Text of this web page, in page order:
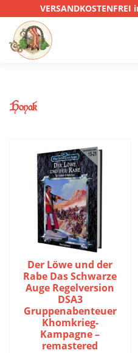
SONSTIGE
Honak
Der Löwe und der
Rabe Das Schwarze
Auge Regelversion
DSA3
Gruppenabenteuer
Khomkrieg-
Kampagne –
remastered